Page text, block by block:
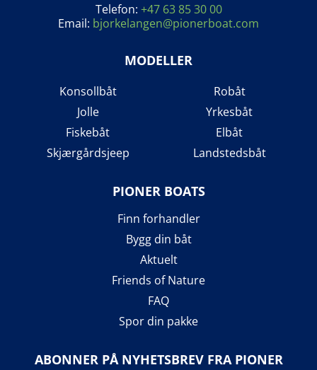
Telefon: +47 63 85 30 00
Email: bjorkelangen@pionerboat.com
MODELLER
Konsollbåt
Jolle
Fiskebåt
Skjærgårdsjeep
Robåt
Yrkesbåt
Elbåt
Landstedsbåt
PIONER BOATS
Finn forhandler
Bygg din båt
Aktuelt
Friends of Nature
FAQ
Spor din pakke
ABONNER PÅ NYHETSBREV FRA PIONER